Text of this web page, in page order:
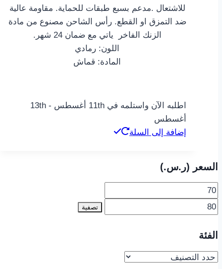
للاشتعال .مدعم بسبع طبقات للحماية. مقاومة عالية
ضد التمزق او القطع. رأس الشاحن مصنوع من مادة
الزنك الفاخر ياتي مع ضمان 24 شهر.
اللون: رمادي
المادة: قماش
اطلبه الآن واستلمه في 11th أغسطس - 13th
أغسطس
إضافة إلى السلة
السعر (ر.س.‏)
تصفية
الفئة